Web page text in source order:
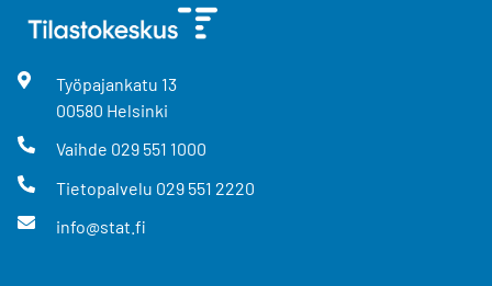
Työpajankatu 13
00580 Helsinki
Vaihde 029 551 1000
Tietopalvelu 029 551 2220
info@stat.fi